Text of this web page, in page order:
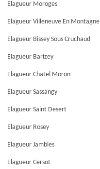
Elagueur Moroges
Elagueur Villeneuve En Montagne
Elagueur Bissey Sous Cruchaud
Elagueur Barizey
Elagueur Chatel Moron
Elagueur Sassangy
Elagueur Saint Desert
Elagueur Rosey
Elagueur Jambles
Elagueur Cersot